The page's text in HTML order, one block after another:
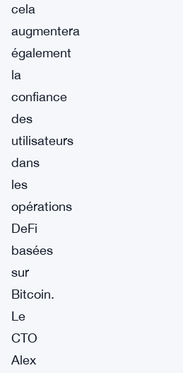
cela
augmentera
également
la
confiance
des
utilisateurs
dans
les
opérations
DeFi
basées
sur
Bitcoin.
Le
CTO
Alex